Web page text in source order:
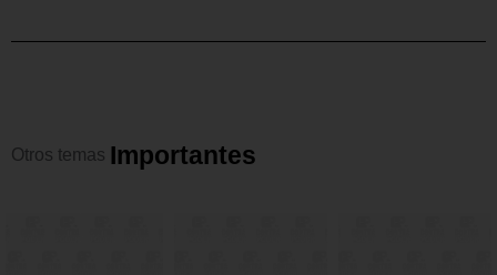
Otros temas Importantes